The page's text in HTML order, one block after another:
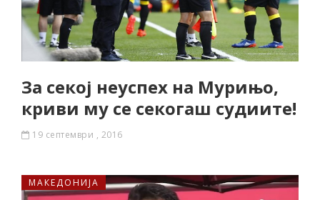
За секој неуспех на Мурињо,
криви му се секогаш судиите!
19 септември , 2016
МАКЕДОНИЈА